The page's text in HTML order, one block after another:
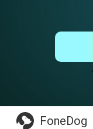
FoneDog